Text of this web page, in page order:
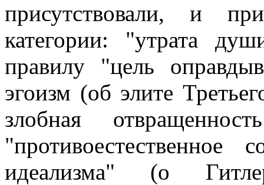
присутствовали, и
категории: "утрата
правилу "цель
эгоизм (об элите
злобная
"противоестественное
идеализма" (о